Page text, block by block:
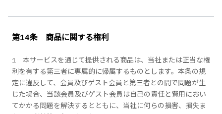
第14条 商品に関する権利
1 本サービスを通じて提供される商品は、当社または正当な権
利を有する第三者に専属的に帰属するものとします。本条の規
定に違反して、会員及びゲスト会員と第三者との間で問題が生
じた場合、当該会員及びゲスト会員は自己の責任と費用におい
てかかる問題を解決するとともに、当社に何らの損害、損失ま